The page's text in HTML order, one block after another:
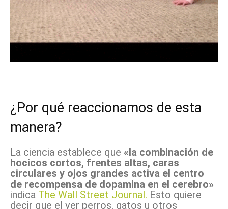
¿Por qué reaccionamos de esta
manera?
La ciencia establece que «la combinación de
hocicos cortos, frentes altas, caras
circulares y ojos grandes activa el centro
de recompensa de dopamina en el cerebro»
indica The Wall Street Journal. Esto quiere
decir que el ver perros, gatos u otros